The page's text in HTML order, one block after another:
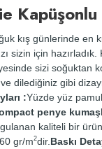
Kapüşonlu
kış günlerinde en
sizin için
sizi soğuktan
dilediğiniz gibi
:Yüzde yüz
penye kumaş
kaliteli bir
gr/m2dir. Baskı